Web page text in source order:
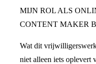
MIJN ROL ALS
CONTENT MAKER
Wat dit
niet alleen iets oplevert